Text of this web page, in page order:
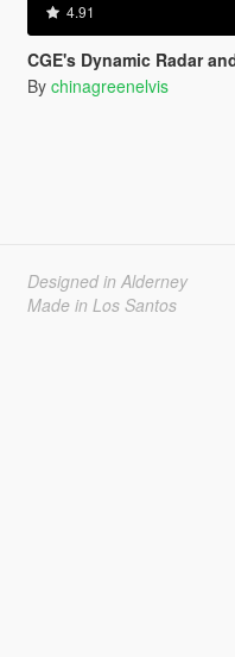
4.91
CGE's Dynamic Radar and
By chinagreenelvis
Designed in Alderney
Made in Los Santos